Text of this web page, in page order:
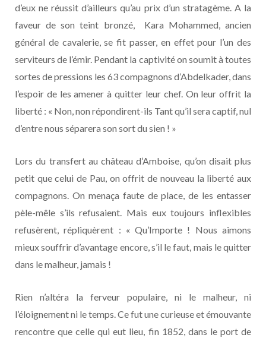
d’eux ne réussit d’ailleurs qu’au prix d’un stratagème. A la
faveur de son teint bronzé, Kara Mohammed, ancien
général de cavalerie, se fit passer, en effet pour l’un des
serviteurs de l’émir. Pendant la captivité on soumit à toutes
sortes de pressions les 63 compagnons d’Abdelkader, dans
l’espoir de les amener à quitter leur chef. On leur offrit la
liberté : « Non, non répondirent-ils Tant qu’il sera captif, nul
d’entre nous séparera son sort du sien ! »
Lors du transfert au château d’Amboise, qu’on disait plus
petit que celui de Pau, on offrit de nouveau la liberté aux
compagnons. On menaça faute de place, de les entasser
pèle-mêle s’ils refusaient. Mais eux toujours inflexibles
refusèrent, répliquèrent : « Qu’Importe ! Nous aimons
mieux souffrir d’avantage encore, s’il le faut, mais le quitter
dans le malheur, jamais !
Rien n’altéra la ferveur populaire, ni le malheur, ni
l’éloignement ni le temps. Ce fut une curieuse et émouvante
rencontre que celle qui eut lieu, fin 1852, dans le port de